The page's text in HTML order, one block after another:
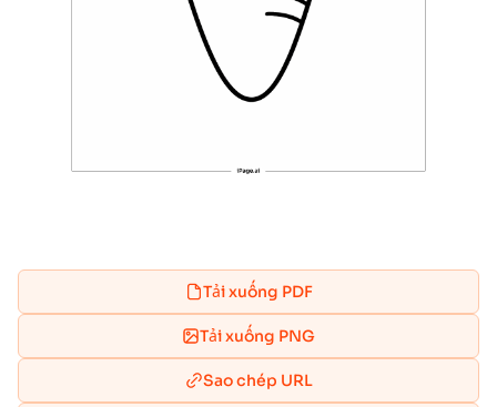
Tải xuống PDF
Tải xuống PNG
Sao chép URL